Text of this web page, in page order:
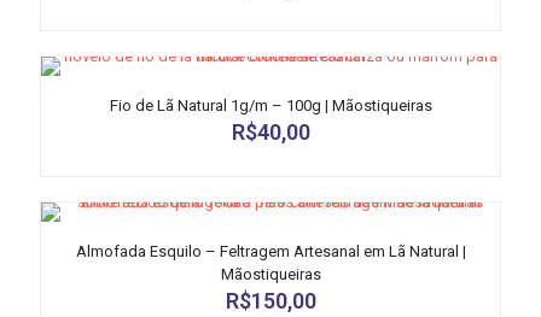
Fio de Lã Natural 1g/m – 100g | Mãostiqueiras
R$40,00
tem
variantes.
As
opções
Almofada Esquilo – Feltragem Artesanal em Lã Natural |
Mãostiqueiras
R$150,00